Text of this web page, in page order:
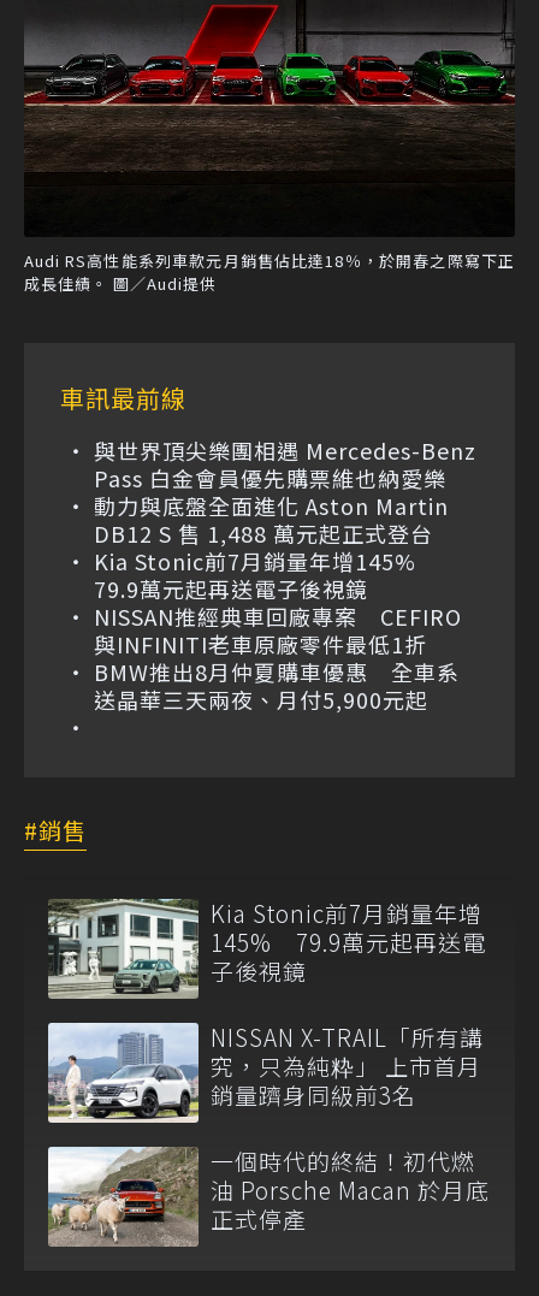
Audi RS高性能系列車款元月銷售佔比達18％，於開春之際寫下正
成長佳績。 圖／Audi提供
車訊最前線
與世界頂尖樂團相遇 Mercedes-Benz
Pass 白金會員優先購票維也納愛樂
動力與底盤全面進化 Aston Martin
DB12 S 售 1,488 萬元起正式登台
Kia Stonic前7月銷量年增145%
79.9萬元起再送電子後視鏡
NISSAN推經典車回廠專案 CEFIRO
與INFINITI老車原廠零件最低1折
BMW推出8月仲夏購車優惠 全車系
送晶華三天兩夜、月付5,900元起
銷售
Kia Stonic前7月銷量年增
145% 79.9萬元起再送電
子後視鏡
NISSAN X-TRAIL「所有講
究，只為純粋」 上市首月
銷量躋身同級前3名
一個時代的終結！初代燃
油 Porsche Macan 於月底
正式停產